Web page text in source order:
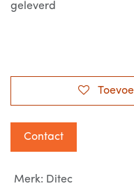
geleverd
Contact
Merk: Ditec